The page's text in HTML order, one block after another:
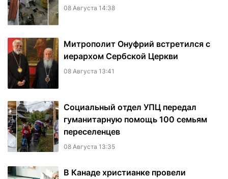
08 Августа 14:38
Митрополит Онуфрий встретился с
иерархом Сербской Церкви
08 Августа 13:41
Социальный отдел УПЦ передал
гуманитарную помощь 100 семьям
переселенцев
08 Августа 13:35
В Канаде христианке провели